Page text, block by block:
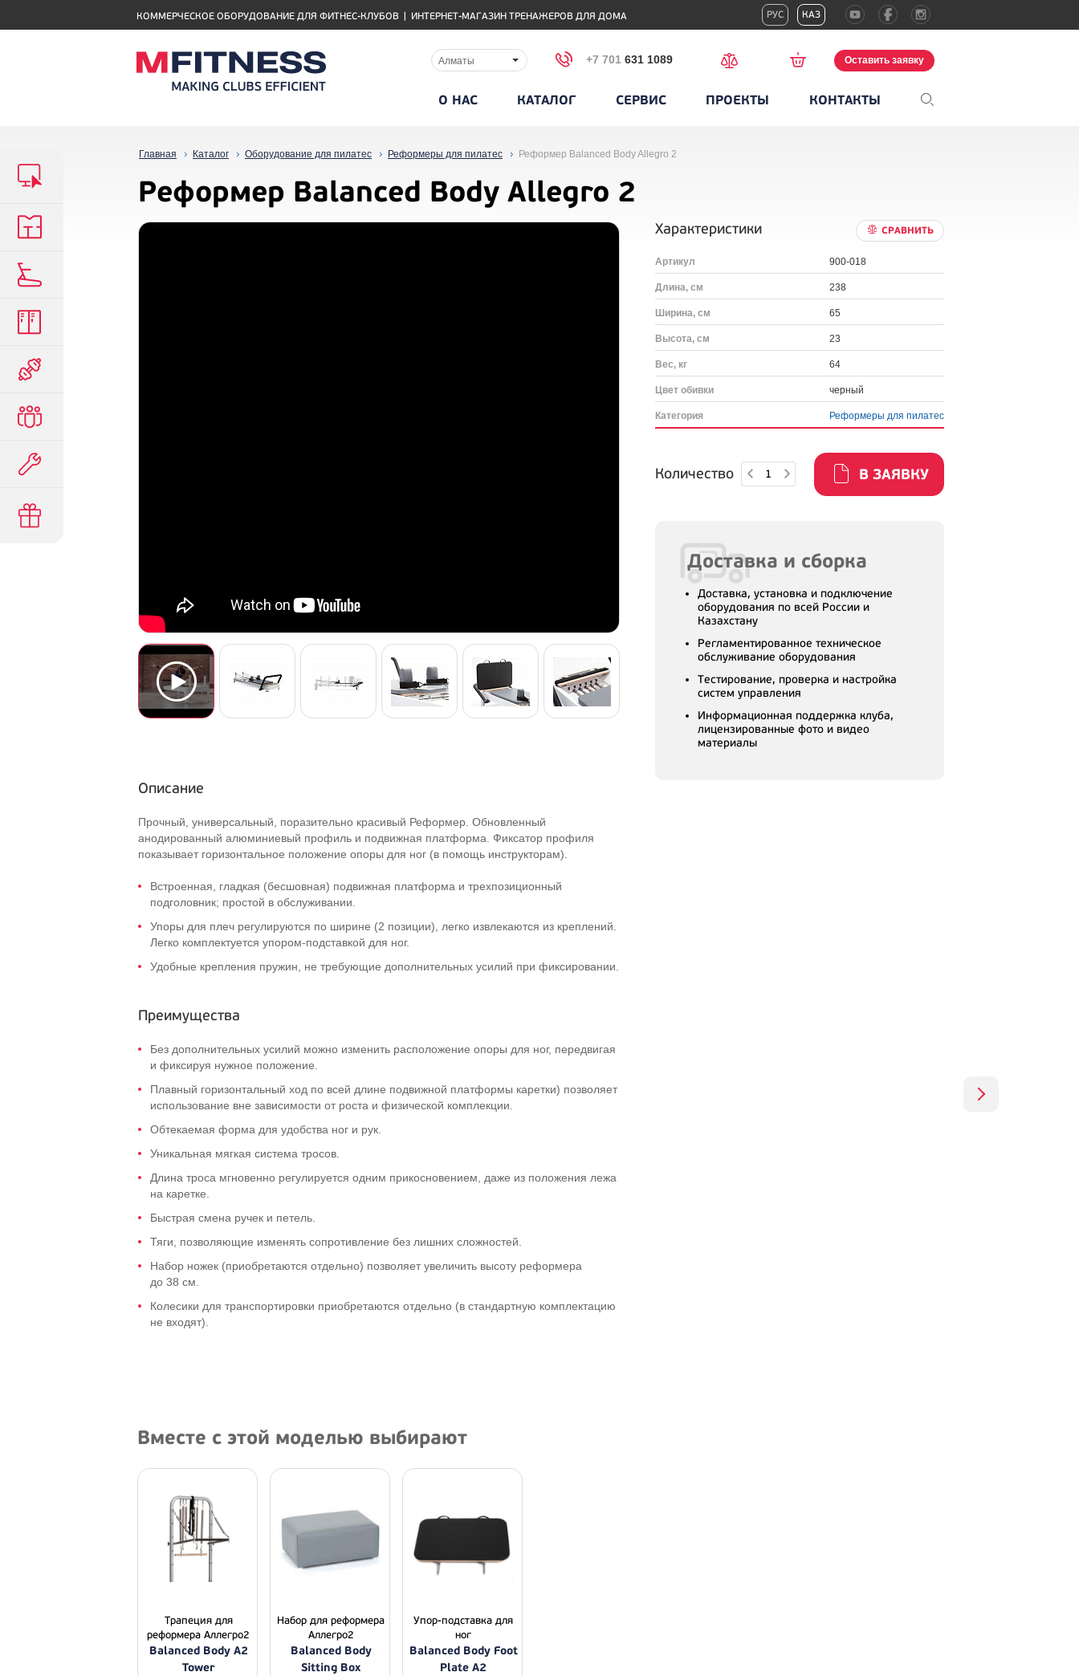
КОММЕРЧЕСКОЕ ОБОРУДОВАНИЕ ДЛЯ ФИТНЕС-КЛУБОВ ИНТЕРНЕТ-МАГАЗИН ТРЕНАЖЕРОВ ДЛЯ ДОМА РУС КАЗ
Алматы +7 701 631 1089 Оставить заявку
О НАС КАТАЛОГ СЕРВИС ПРОЕКТЫ КОНТАКТЫ
Главная Каталог Оборудование для пилатес Реформеры для пилатес Реформер Balanced Body Allegro 2
Реформер Balanced Body Allegro 2
Характеристики СРАВНИТЬ
Артикул 900-018
Длина, см 238
Ширина, см 65
Высота, см 23
Вес, кг 64
Цвет обивки черный
Категория Реформеры для пилатес
Количество В ЗАЯВКУ
Доставка и сборка
Доставка, установка и подключение
оборудования по всей России и
Казахстану
Регламентированное техническое
обслуживание оборудования
Тестирование, проверка и настройка
систем управления
Информационная поддержка клуба,
лицензированные фото и видео
материалы
Описание
Прочный, универсальный, поразительно красивый Реформер. Обновленный
анодированный алюминиевый профиль и подвижная платформа. Фиксатор профиля
показывает горизонтальное положение опоры для ног (в помощь инструкторам).
Встроенная, гладкая (бесшовная) подвижная платформа и трехпозиционный
подголовник; простой в обслуживании.
Упоры для плеч регулируются по ширине (2 позиции), легко извлекаются из креплений.
Легко комплектуется упором-подставкой для ног.
Удобные крепления пружин, не требующие дополнительных усилий при фиксировании.
Преимущества
Без дополнительных усилий можно изменить расположение опоры для ног, передвигая
и фиксируя нужное положение.
Плавный горизонтальный ход по всей длине подвижной платформы каретки) позволяет
использование вне зависимости от роста и физической комплекции.
Обтекаемая форма для удобства ног и рук.
Уникальная мягкая система тросов.
Длина троса мгновенно регулируется одним прикосновением, даже из положения лежа
на каретке.
Быстрая смена ручек и петель.
Тяги, позволяющие изменять сопротивление без лишних сложностей.
Набор ножек (приобретаются отдельно) позволяет увеличить высоту реформера
до 38 см.
Колесики для транспортировки приобретаются отдельно (в стандартную комплектацию
не входят).
Вместе с этой моделью выбирают
Трапеция для
реформера Аллегро2
Balanced Body A2
Tower
Набор для реформера
Аллегро2
Balanced Body
Sitting Box
Упор-подставка для
ног
Balanced Body Foot
Plate A2